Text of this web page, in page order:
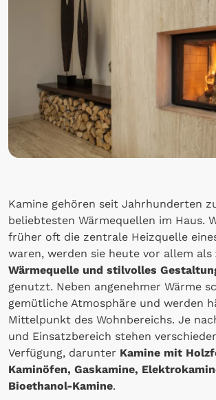
Kamine gehören seit Jahrhunderten
beliebtesten Wärmequellen im Haus.
früher oft die zentrale Heizquelle
waren, werden sie heute vor allem als
Wärmequelle und stilvolles
genutzt. Neben angenehmer Wärme
gemütliche Atmosphäre und werden
Mittelpunkt des Wohnbereichs. Je
und Einsatzbereich stehen
Verfügung, darunter Kamine mit
Kaminöfen, Gaskamine,
Bioethanol-Kamine.